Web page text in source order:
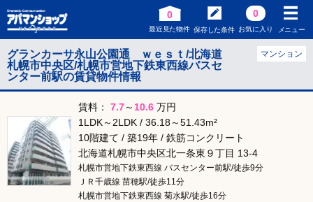
0
最近見た物件 保存した条件
0
お気に入り メニュー
グランカーサ永山公園通 ｗｅｓｔ/北海道
札幌市中央区/札幌市営地下鉄東西線バスセ
ンター前駅の賃貸物件情報
マンション
賃料： 7.7～ 10.6 万円
1LDK～2LDK / 36.18～51.43m²
10階建て / 築19年 / 鉄筋コンクリート
北海道札幌市中央区北一条東９丁目 13-4
札幌市営地下鉄東西線 バスセンター前駅/徒歩9分
ＪＲ千歳線 苗穂駅/徒歩11分
札幌市営地下鉄東西線 菊水駅/徒歩16分